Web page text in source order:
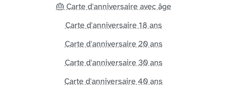
🎂 Carte d'anniversaire avec âge
Carte d'anniversaire 18 ans
Carte d'anniversaire 20 ans
Carte d'anniversaire 30 ans
Carte d'anniversaire 40 ans